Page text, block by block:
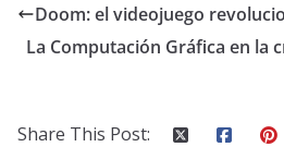
Doom: el videojuego
La Computación Gráfica en la
Share This Post: